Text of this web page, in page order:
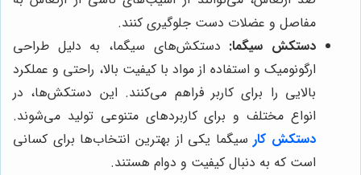
مفاصل و عضلات دست جلوگیری کنند.
دستکش سیگما: دستکش‌های سیگما، به دلیل طراحی
ارگونومیک و استفاده از مواد با کیفیت بالا، راحتی و عملکرد
بالایی را برای کاربر فراهم می‌کنند. این دستکش‌ها، در
انواع مختلف و برای کاربردهای متنوعی تولید می‌شوند.
دستکش‌ کار سیگما یکی از بهترین انتخاب‌ها برای کسانی
است که به دنبال کیفیت و دوام هستند.